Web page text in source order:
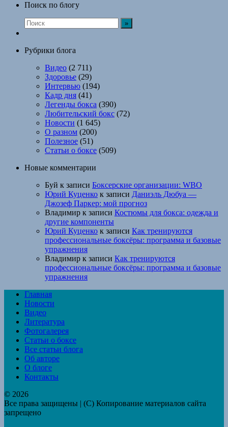
Поиск по блогу
Рубрики блога
Видео (2 711)
Здоровье (29)
Интервью (194)
Кадр дня (41)
Легенды бокса (390)
Любительский бокс (72)
Новости (1 645)
О разном (200)
Полезное (51)
Статьи о боксе (509)
Новые комментарии
Буй к записи Боксерские организации: WBO
Юрий Куценко к записи Даниэль Дюбуа —
Джозеф Паркер: мой прогноз
Владимир к записи Костюмы для бокса: одежда и
другие компоненты
Юрий Куценко к записи Как тренируются
профессиональные боксёры: программа и базовые
упражнения
Владимир к записи Как тренируются
профессиональные боксёры: программа и базовые
упражнения
Главная
Новости
Видео
Литература
Фотогалерея
Статьи о боксе
Все статьи блога
Об авторе
О блоге
Контакты
© 2026
Все права защищены | (C) Копирование материалов сайта
запрещено